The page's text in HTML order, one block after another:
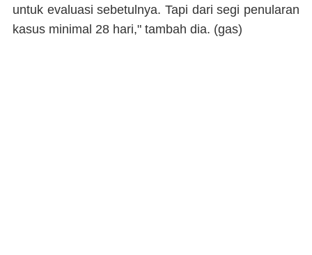
untuk evaluasi sebetulnya. Tapi dari segi penularan
kasus minimal 28 hari," tambah dia. (gas)